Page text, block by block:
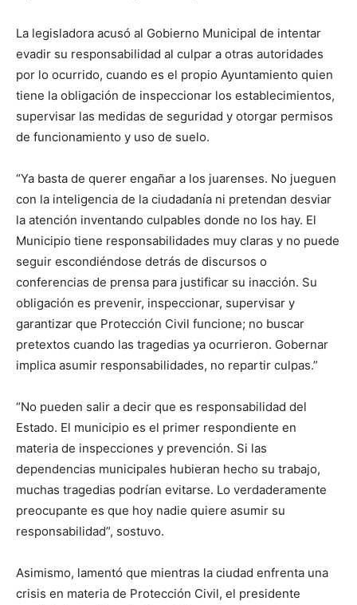
La legisladora acusó al Gobierno Municipal de intentar
evadir su responsabilidad al culpar a otras autoridades
por lo ocurrido, cuando es el propio Ayuntamiento quien
tiene la obligación de inspeccionar los establecimientos,
supervisar las medidas de seguridad y otorgar permisos
de funcionamiento y uso de suelo.
“Ya basta de querer engañar a los juarenses. No jueguen
con la inteligencia de la ciudadanía ni pretendan desviar
la atención inventando culpables donde no los hay. El
Municipio tiene responsabilidades muy claras y no puede
seguir escondiéndose detrás de discursos o
conferencias de prensa para justificar su inacción. Su
obligación es prevenir, inspeccionar, supervisar y
garantizar que Protección Civil funcione; no buscar
pretextos cuando las tragedias ya ocurrieron. Gobernar
implica asumir responsabilidades, no repartir culpas.”
“No pueden salir a decir que es responsabilidad del
Estado. El municipio es el primer respondiente en
materia de inspecciones y prevención. Si las
dependencias municipales hubieran hecho su trabajo,
muchas tragedias podrían evitarse. Lo verdaderamente
preocupante es que hoy nadie quiere asumir su
responsabilidad”, sostuvo.
Asimismo, lamentó que mientras la ciudad enfrenta una
crisis en materia de Protección Civil, el presidente